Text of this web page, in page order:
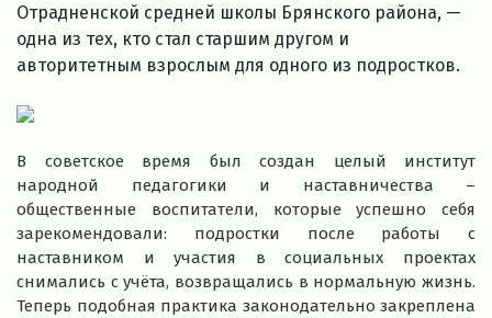
Отрадненской средней школы Брянского района, —
одна из тех, кто стал старшим другом и
авторитетным взрослым для одного из подростков.
В советское время был создан целый институт
народной педагогики и наставничества –
общественные воспитатели, которые успешно себя
зарекомендовали: подростки после работы с
наставником и участия в социальных проектах
снимались с учёта, возвращались в нормальную жизнь.
Теперь подобная практика законодательно закреплена